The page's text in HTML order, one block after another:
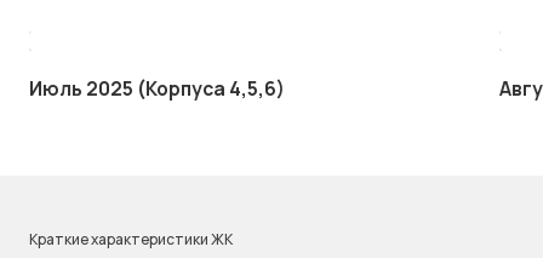
Июль 2025 (Корпуса 4,5,6)
Краткие характеристики ЖК